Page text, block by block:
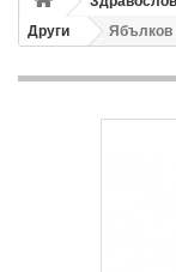
Други
Ябълков